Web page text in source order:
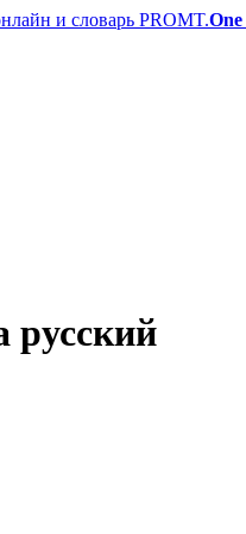
PROMT.One
русский